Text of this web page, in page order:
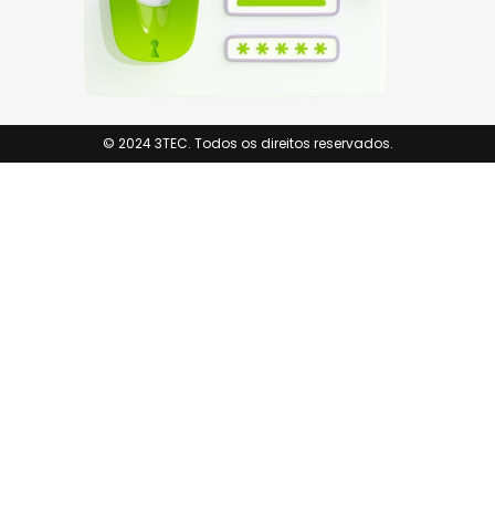
© 2024 3TEC. Todos os direitos reservados.